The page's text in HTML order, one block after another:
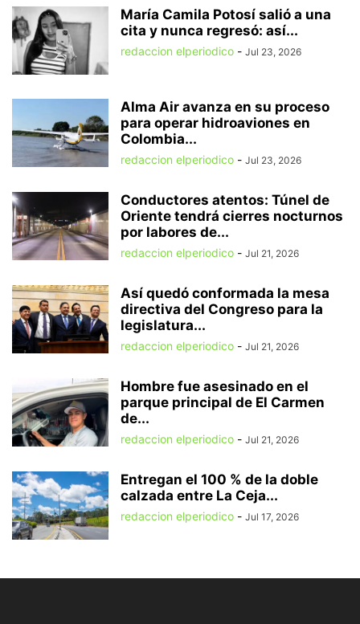
María Camila Potosí salió a una
cita y nunca regresó: así...
redaccion elperiodico - Jul 23, 2026
Alma Air avanza en su proceso
para operar hidroaviones en
Colombia...
redaccion elperiodico - Jul 23, 2026
Conductores atentos: Túnel de
Oriente tendrá cierres nocturnos
por labores de...
redaccion elperiodico - Jul 21, 2026
Así quedó conformada la mesa
directiva del Congreso para la
legislatura...
redaccion elperiodico - Jul 21, 2026
Hombre fue asesinado en el
parque principal de El Carmen
de...
redaccion elperiodico - Jul 21, 2026
Entregan el 100 % de la doble
calzada entre La Ceja...
redaccion elperiodico - Jul 17, 2026